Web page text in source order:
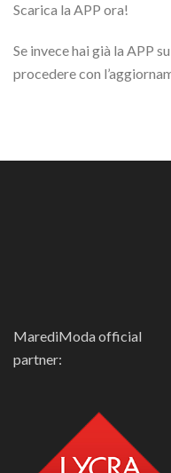
Scarica la APP ora!
Se invece hai già la APP
procedere con
MarediModa official
partner: